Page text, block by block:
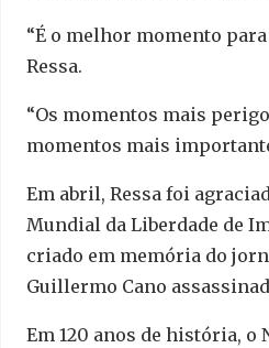
“É o melhor momento
Ressa.
“Os momentos mais
momentos mais
Em abril, Ressa foi
Mundial da Liberdade de
criado em memória do
Guillermo Cano
Em 120 anos de história, o